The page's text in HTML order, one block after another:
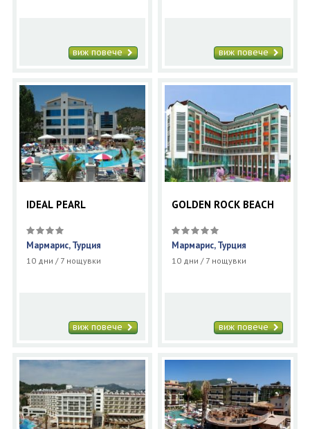
виж повече виж повече
IDEAL PEARL
Мармарис, Турция
10 дни / 7 нощувки
виж повече
GOLDEN ROCK BEACH
Мармарис, Турция
10 дни / 7 нощувки
виж повече